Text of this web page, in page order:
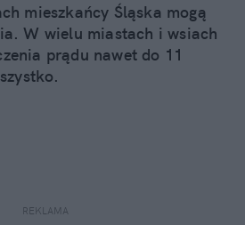
mieszkańcy Śląska mogą
W wielu miastach i wsiach
prądu nawet do 11
REKLAMA